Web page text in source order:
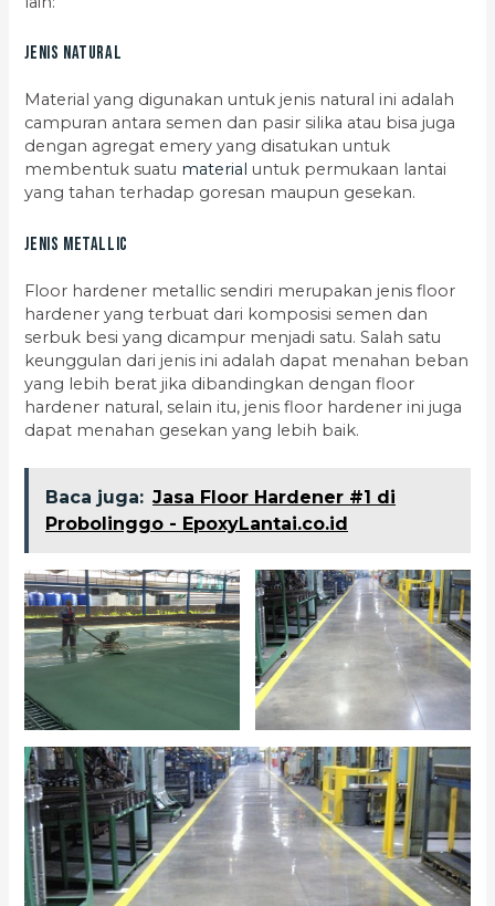
Jenis Natural
Material yang digunakan untuk jenis natural ini adalah
campuran antara semen dan pasir silika atau bisa juga
dengan agregat emery yang disatukan untuk
membentuk suatu material untuk permukaan lantai
yang tahan terhadap goresan maupun gesekan.
Jenis Metallic
Floor hardener metallic sendiri merupakan jenis floor
hardener yang terbuat dari komposisi semen dan
serbuk besi yang dicampur menjadi satu. Salah satu
keunggulan dari jenis ini adalah dapat menahan beban
yang lebih berat jika dibandingkan dengan floor
hardener natural, selain itu, jenis floor hardener ini juga
dapat menahan gesekan yang lebih baik.
Baca juga: Jasa Floor Hardener #1 di
Probolinggo - EpoxyLantai.co.id